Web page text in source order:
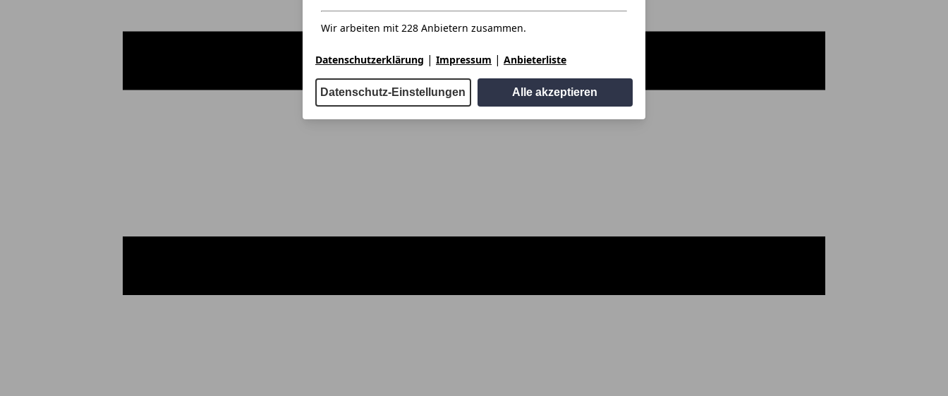
Wir arbeiten mit 228 Anbietern zusammen.
Datenschutzerklärung | Impressum | Anbieterliste
Datenschutz-Einstellungen Alle akzeptieren